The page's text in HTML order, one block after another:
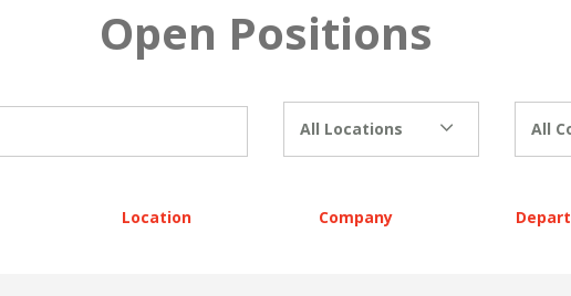
Open Positions
All Locations All
Location Company